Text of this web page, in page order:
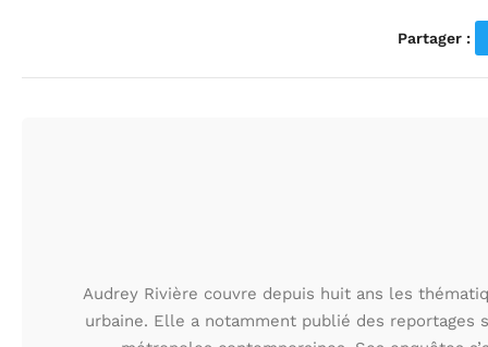
Partager :
Audrey Rivière couvre depuis huit ans les
urbaine. Elle a notamment publié des